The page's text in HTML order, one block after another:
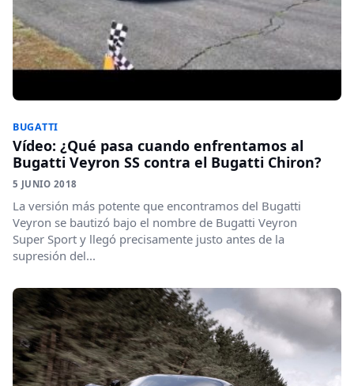
BUGATTI
Vídeo: ¿Qué pasa cuando enfrentamos al
Bugatti Veyron SS contra el Bugatti Chiron?
5 JUNIO 2018
La versión más potente que encontramos del Bugatti
Veyron se bautizó bajo el nombre de Bugatti Veyron
Super Sport y llegó precisamente justo antes de la
supresión del...